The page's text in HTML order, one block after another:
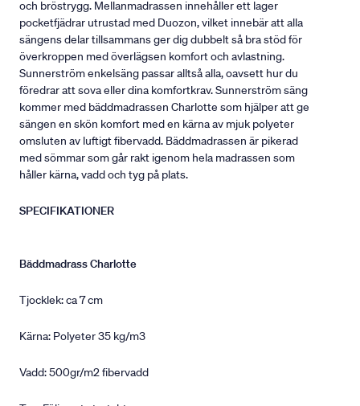
och bröstrygg. Mellanmadrassen innehåller ett lager
pocketfjädrar utrustad med Duozon, vilket innebär att alla
sängens delar tillsammans ger dig dubbelt så bra stöd för
överkroppen med överlägsen komfort och avlastning.
Sunnerström enkelsäng passar alltså alla, oavsett hur du
föredrar att sova eller dina komfortkrav. Sunnerström säng
kommer med bäddmadrassen Charlotte som hjälper att ge
sängen en skön komfort med en kärna av mjuk polyeter
omsluten av luftigt fibervadd. Bäddmadrassen är pikerad
med sömmar som går rakt igenom hela madrassen som
håller kärna, vadd och tyg på plats.
SPECIFIKATIONER
Bäddmadrass Charlotte
Tjocklek: ca 7 cm
Kärna: Polyeter 35 kg/m3
Vadd: 500gr/m2 fibervadd